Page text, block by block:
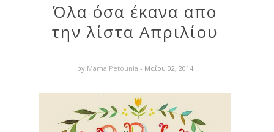
Όλα όσα έκανα απο
την λίστα Απριλίου
by Mama Petounia - Μαΐου 02, 2014